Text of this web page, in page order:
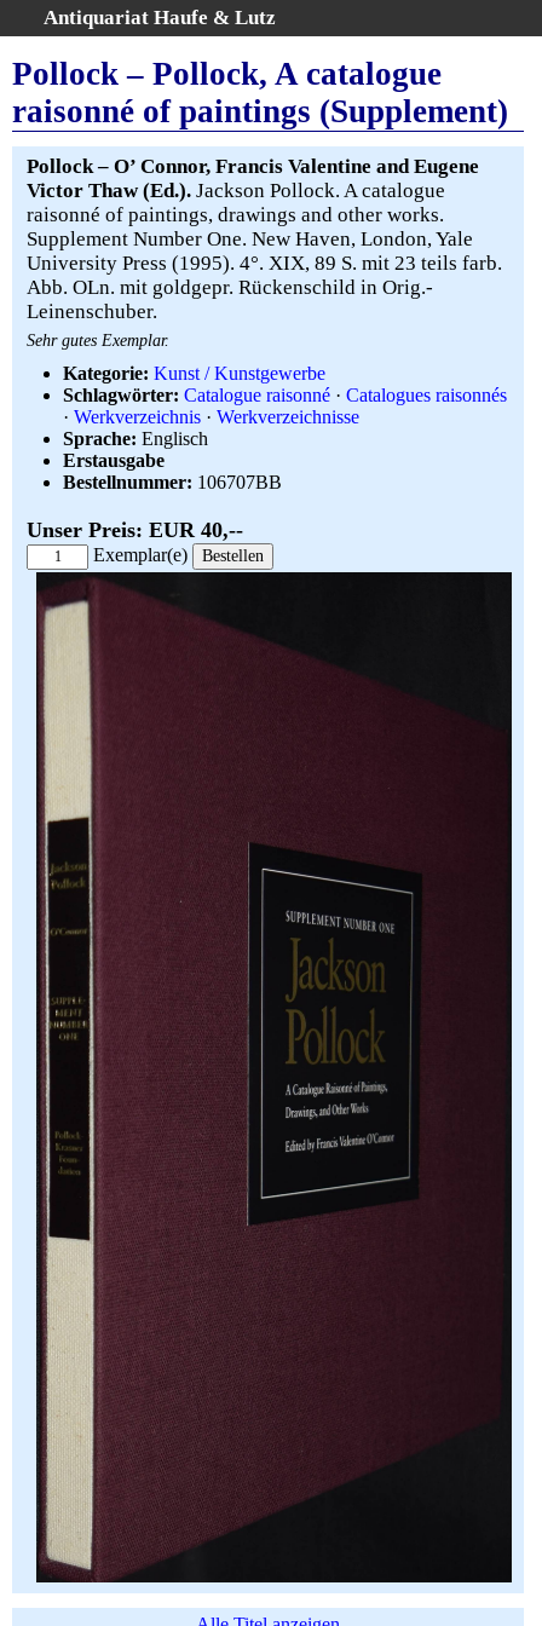
Antiquariat Haufe & Lutz
Home
Gesamtbestand
Erweiterte Suche
Kategorien
Schlagwörter
Warenkorb
AGB
Widerruf
Über uns
Aktuelle Kataloge
Kontakt
Ankauf
Links
Pollock – Pollock, A catalogue
raisonné of paintings (Supplement)
Pollock – O’ Connor, Francis Valentine and Eugene
Victor Thaw (Ed.). Jackson Pollock. A catalogue
raisonné of paintings, drawings and other works.
Supplement Number One. New Haven, London, Yale
University Press (1995). 4°. XIX, 89 S. mit 23 teils farb.
Abb. OLn. mit goldgepr. Rückenschild in Orig.-
Leinenschuber.
Sehr gutes Exemplar.
Kategorie: Kunst / Kunstgewerbe
Schlagwörter: Catalogue raisonné · Catalogues raisonnés
· Werkverzeichnis · Werkverzeichnisse
Sprache: Englisch
Erstausgabe
Bestellnummer: 106707BB
Unser Preis: EUR 40,--
Exemplar(e)